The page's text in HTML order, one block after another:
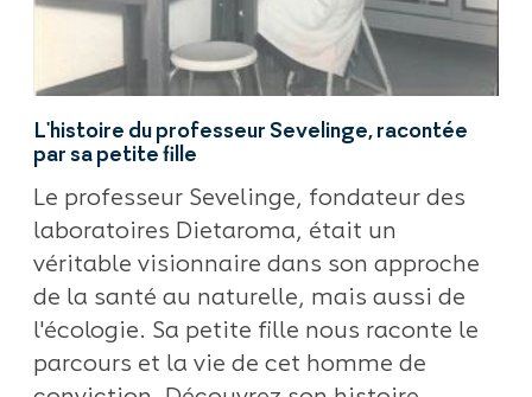
L'histoire du professeur Sevelinge, racontée
par sa petite fille
Le professeur Sevelinge, fondateur des
laboratoires Dietaroma, était un
véritable visionnaire dans son approche
de la santé au naturelle, mais aussi de
l'écologie. Sa petite fille nous raconte le
parcours et la vie de cet homme de